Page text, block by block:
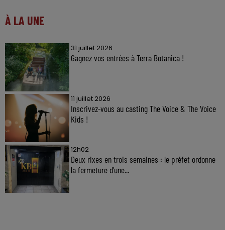
À LA UNE
31 juillet 2026
Gagnez vos entrées à Terra Botanica !
11 juillet 2026
Inscrivez-vous au casting The Voice & The Voice
Kids !
12h02
Deux rixes en trois semaines : le préfet ordonne
la fermeture d'une...